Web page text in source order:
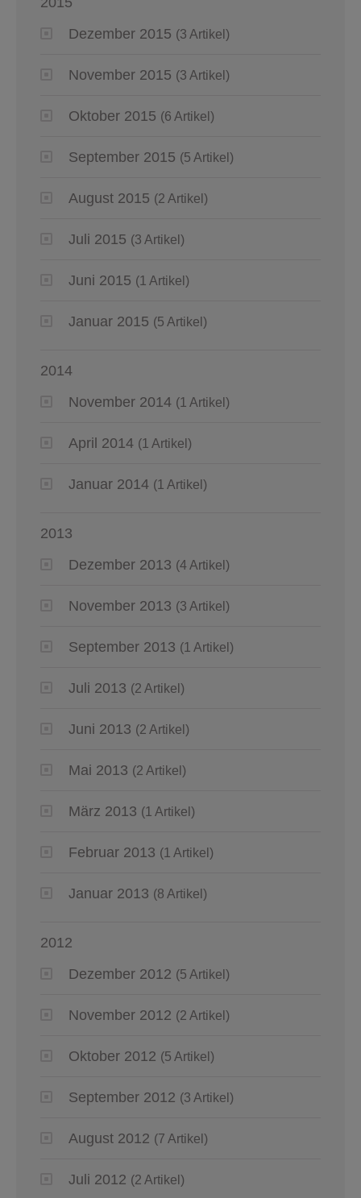
Dezember 2015 (3 Artikel)
November 2015 (3 Artikel)
Oktober 2015 (6 Artikel)
September 2015 (5 Artikel)
August 2015 (2 Artikel)
Juli 2015 (3 Artikel)
Juni 2015 (1 Artikel)
Januar 2015 (5 Artikel)
2014
November 2014 (1 Artikel)
April 2014 (1 Artikel)
Januar 2014 (1 Artikel)
2013
Dezember 2013 (4 Artikel)
November 2013 (3 Artikel)
September 2013 (1 Artikel)
Juli 2013 (2 Artikel)
Juni 2013 (2 Artikel)
Mai 2013 (2 Artikel)
März 2013 (1 Artikel)
Februar 2013 (1 Artikel)
Januar 2013 (8 Artikel)
2012
Dezember 2012 (5 Artikel)
November 2012 (2 Artikel)
Oktober 2012 (5 Artikel)
September 2012 (3 Artikel)
August 2012 (7 Artikel)
Juli 2012 (2 Artikel)